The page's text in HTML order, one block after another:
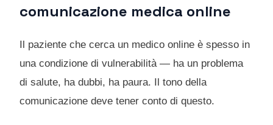
comunicazione medica online
Il paziente che cerca un medico online è spesso in
una condizione di vulnerabilità — ha un problema
di salute, ha dubbi, ha paura. Il tono della
comunicazione deve tener conto di questo.